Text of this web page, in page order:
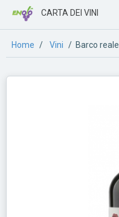
CARTA DEI VINI
Home / Vini / Barco reale